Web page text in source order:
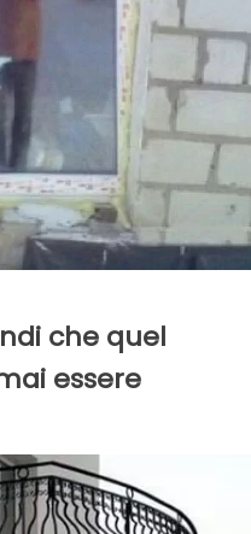
che quel
essere